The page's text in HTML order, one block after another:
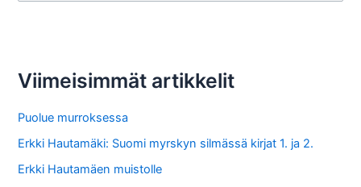
h
:
Viimeisimmät artikkelit
Puolue murroksessa
Erkki Hautamäki: Suomi myrskyn silmässä kirjat 1. ja 2.
Erkki Hautamäen muistolle